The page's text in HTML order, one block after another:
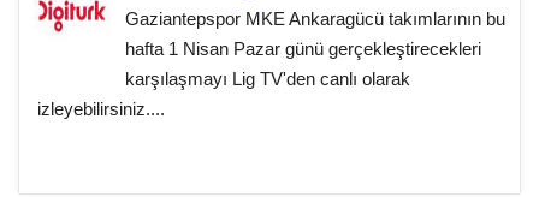
Gaziantepspor MKE Ankaragücü takımlarının bu
hafta 1 Nisan Pazar günü gerçekleştirecekleri
karşılaşmayı Lig TV'den canlı olarak
izleyebilirsiniz....